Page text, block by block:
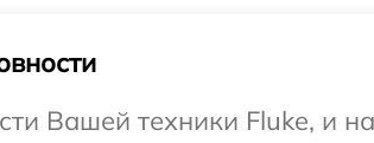
Вашей техники Fluke, и